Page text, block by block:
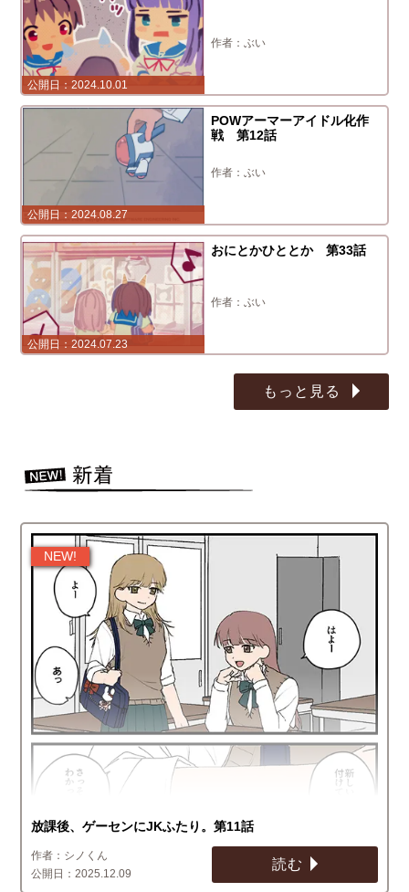
2024.10.01
ぶい
2024.08.27
POWアーマーアイドル化作
戦 第12話
ぶい
2024.07.23
おにとかひととか 第33話
ぶい
もっと見る
放課後、ゲーセンにJKふたり。第11話
シノくん
2025.12.09
読む